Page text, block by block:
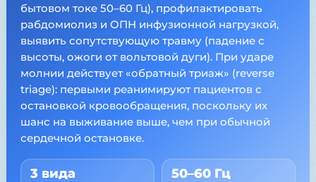
бытовом токе 50–60 Гц), профилактировать
рабдомиолиз и ОПН инфузионной нагрузкой,
выявить сопутствующую травму (падение с
высоты, ожоги от вольтовой дуги). При ударе
молнии действует «обратный триаж» (reverse
triage): первыми реанимируют пациентов с
остановкой кровообращения, поскольку их
шанс на выживание выше, чем при обычной
сердечной остановке.
3 вида 50–60 Гц